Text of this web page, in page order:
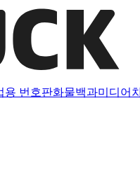
용 번호판화물백과미디어